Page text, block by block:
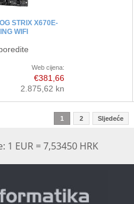
STRIX X670E-
WIFI
Web cijena:
€381,66
2.875,62 kn
1 2 Sljedeće
1 EUR = 7,53450 HRK